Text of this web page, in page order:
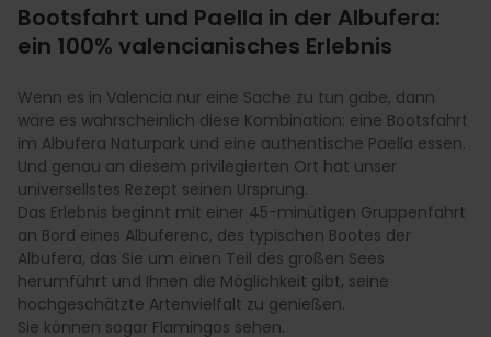
Bootsfahrt und Paella in der Albufera:
ein 100% valencianisches Erlebnis
Wenn es in Valencia nur eine Sache zu tun gäbe, dann
wäre es wahrscheinlich diese Kombination: eine Bootsfahrt
im Albufera Naturpark und eine authentische Paella essen.
Und genau an diesem privilegierten Ort hat unser
universellstes Rezept seinen Ursprung.
Das Erlebnis beginnt mit einer 45-minütigen Gruppenfahrt
an Bord eines Albuferenc, des typischen Bootes der
Albufera, das Sie um einen Teil des großen Sees
herumführt und Ihnen die Möglichkeit gibt, seine
hochgeschätzte Artenvielfalt zu genießen.
Sie können sogar Flamingos sehen.